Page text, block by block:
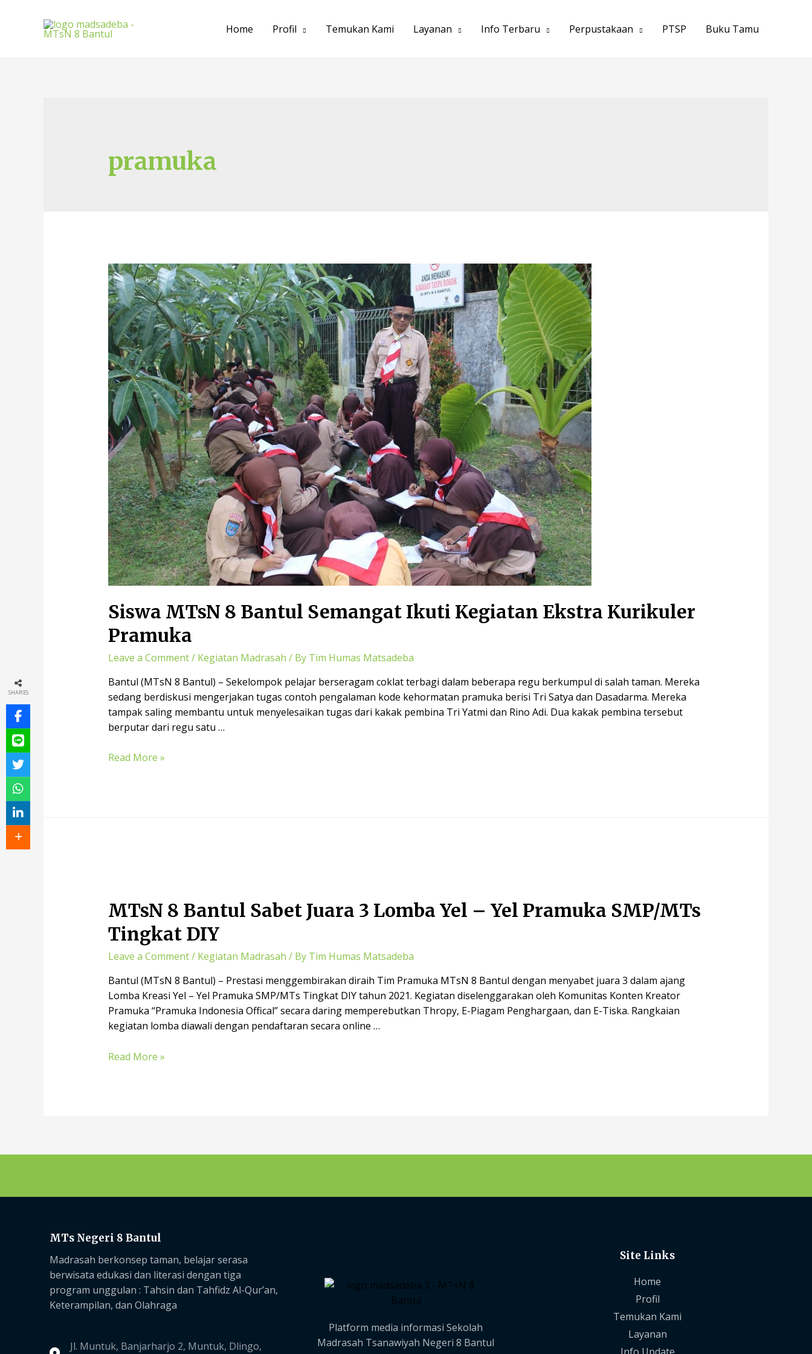
Home Profil Temukan Kami Layanan Info Terbaru Perpustakaan PTSP Buku Tamu
pramuka
Siswa MTsN 8 Bantul Semangat Ikuti Kegiatan Ekstra Kurikuler
Pramuka
Leave a Comment/ Kegiatan Madrasah / By Tim Humas Matsadeba
Bantul (MTsN 8 Bantul) – Sekelompok pelajar berseragam coklat terbagi dalam beberapa regu berkumpul di salah taman. Mereka
sedang berdiskusi mengerjakan tugas contoh pengalaman kode kehormatan pramuka berisi Tri Satya dan Dasadarma. Mereka
tampak saling membantu untuk menyelesaikan tugas dari kakak pembina Tri Yatmi dan Rino Adi. Dua kakak pembina tersebut
berputar dari regu satu …
Read More »
MTsN 8 Bantul Sabet Juara 3 Lomba Yel – Yel Pramuka SMP/MTs
Tingkat DIY
Leave a Comment/ Kegiatan Madrasah / By Tim Humas Matsadeba
Bantul (MTsN 8 Bantul) – Prestasi menggembirakan diraih Tim Pramuka MTsN 8 Bantul dengan menyabet juara 3 dalam ajang
Lomba Kreasi Yel – Yel Pramuka SMP/MTs Tingkat DIY tahun 2021. Kegiatan diselenggarakan oleh Komunitas Konten Kreator
Pramuka “Pramuka Indonesia Offical” secara daring memperebutkan Thropy, E-Piagam Penghargaan, dan E-Tiska. Rangkaian
kegiatan lomba diawali dengan pendaftaran secara online …
Read More »
MTs Negeri 8 Bantul
Madrasah berkonsep taman, belajar serasa
berwisata edukasi dan literasi dengan tiga
program unggulan : Tahsin dan Tahfidz Al-Qur’an,
Keterampilan, dan Olahraga
Jl. Muntuk, Banjarharjo 2, Muntuk, Dlingo,
Platform media informasi Sekolah
Madrasah Tsanawiyah Negeri 8 Bantul
Site Links
Home
Profil
Temukan Kami
Layanan
SHARES